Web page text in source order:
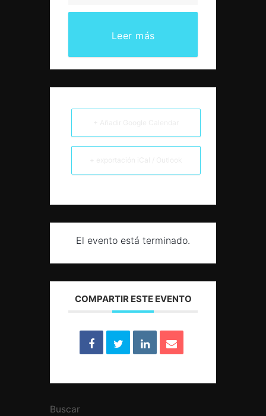
Leer más
El evento está terminado.
COMPARTIR ESTE EVENTO
Buscar